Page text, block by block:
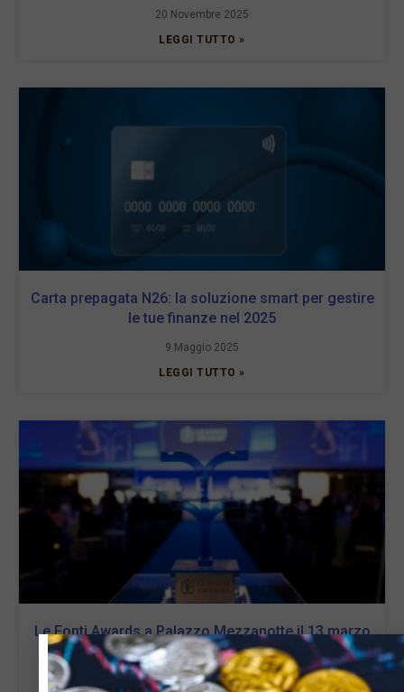
20 Novembre 2025
LEGGI TUTTO »
Carta prepagata N26: la soluzione smart per gestire
le tue finanze nel 2025
9 Maggio 2025
LEGGI TUTTO »
Le Fonti Awards a Palazzo Mezzanotte il 13 marzo
13 Febbraio 2025
LEGGI TUTTO »